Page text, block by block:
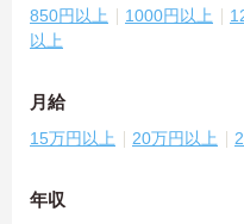
850円以上 1000円以上
以上
月給
15万円以上 20万円以上
年収